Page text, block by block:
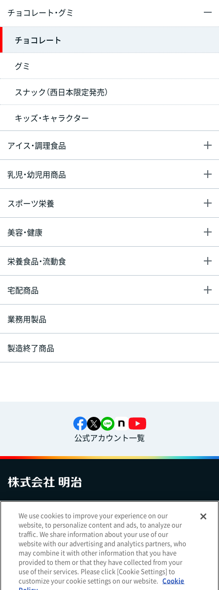
チョコレート・グミ
チョコレート
グミ
スナック（西日本限定発売）
キッズ・キャラクター
アイス・調理食品
乳児・幼児用商品
スポーツ栄養
美容・健康
栄養食品・流動食
宅配商品
業務用製品
製造終了商品
公式アカウント一覧
アクセシビリティへの対応方針ご利用規約明治グループのDX
Cookie Settings
明治ホールディングス株式会社 （ EN ｜簡体 ）
Meiji Seika ファルマ株式会社
We use cookies to improve your experience on our
website, to personalize content and ads, to analyze our
traffic. We share information about your use of our
website with our advertising and analytics partners, who
may combine it with other information that you have
provided to them or that they have collected from your
use of their services. Please click [Cookie Settings] to
customize your cookie settings on our website. Cookie